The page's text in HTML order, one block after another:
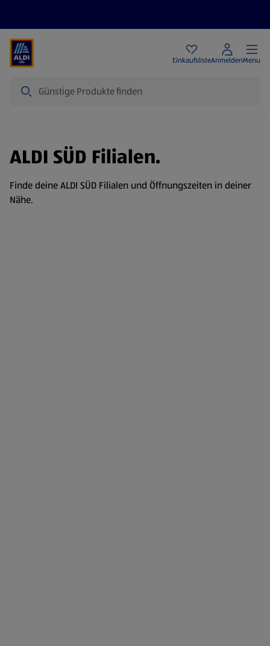
EinkaufslisteAnmeldenMenu
ALDI SÜD Filialen.
Finde deine ALDI SÜD Filialen und Öffnungszeiten in deiner
Nähe.